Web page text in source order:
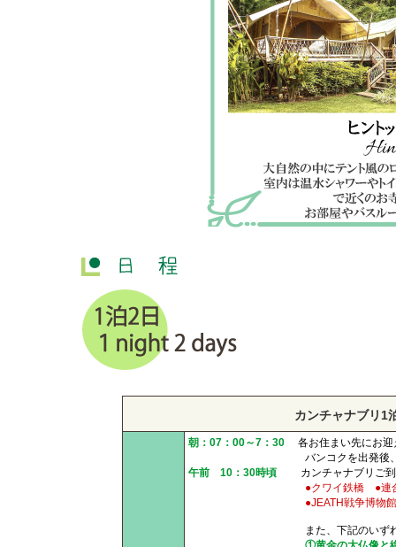
カンチャナブリ1
朝：07：00～7：30各お住まい先にお迎
バンコクを出発後、カン
午前 10：30時頃
カンチャナブリご
●クワイ鉄橋 ●
●JEATH戦争博物
また、下記のいずれかお好き